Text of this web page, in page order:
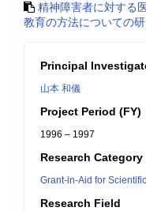
精神障害者に対する
教育の方法についての
Principal
山本 和儀
Project Period (FY)
1996 – 1997
Research Category
Grant-in-Aid for
Research Field